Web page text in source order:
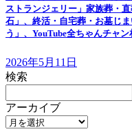
ストランジェリー」家族葬・
石」、終活・自宅葬・お墓じ
う」、YouTube全ちゃんチャ
2026年5月11日
検索
アーカイブ